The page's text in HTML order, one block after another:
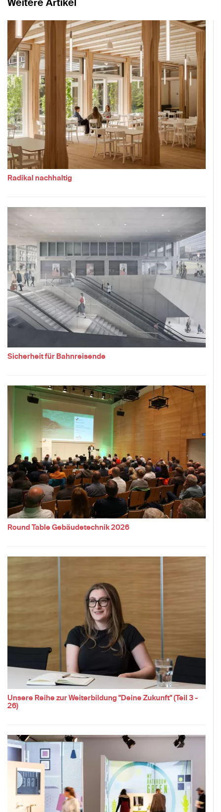
Radikal nachhaltig
Sicherheit für Bahnreisende
Round Table Gebäudetechnik 2026
Unsere Reihe zur Weiterbildung "Deine Zukunft" (Teil 3 -
26)